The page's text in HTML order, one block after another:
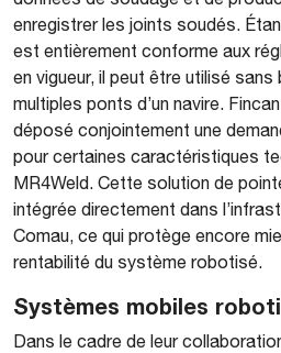
enregistrer les joints soudés.
est entièrement conforme aux
en vigueur, il peut être utilisé
multiples ponts d’un navire.
déposé conjointement une
pour certaines caractéristiques
MR4Weld. Cette solution de
intégrée directement dans
Comau, ce qui protège encore
rentabilité du système robotisé.
Systèmes mobiles
Dans le cadre de leur